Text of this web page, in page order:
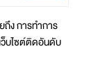
ถึง การทำการ
ว็บไซต์ติดอันดับ